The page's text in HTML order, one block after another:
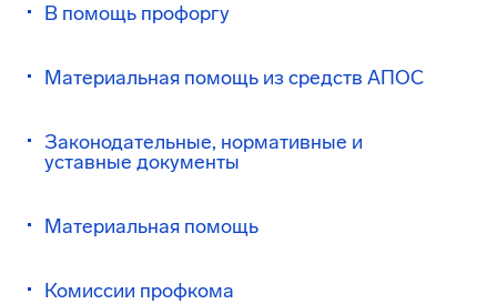
В помощь профоргу
Материальная помощь из средств АПОС
Законодательные, нормативные и
уставные документы
Материальная помощь
Комиссии профкома